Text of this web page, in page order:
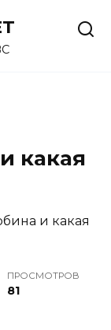
какая
ПРОСМОТРОВ
81